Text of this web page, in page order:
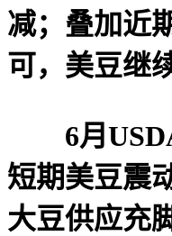
减；叠加近
可，美豆继
6月USDA
短期美豆震
大豆供应充